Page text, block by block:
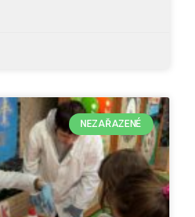
NEZAŘAZENÉ